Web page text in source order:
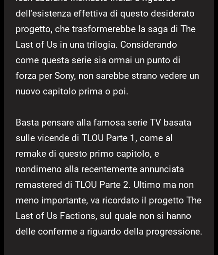
dell’esistenza effettiva di questo desiderato
progetto, che trasformerebbe la saga di The
Last of Us in una trilogia. Considerando
come questa serie sia ormai un punto di
forza per Sony, non sarebbe strano vedere un
nuovo capitolo prima o poi.
Basta pensare alla famosa serie TV basata
sulle vicende di TLOU Parte 1, come al
remake di questo primo capitolo, e
nondimeno alla recentemente annunciata
remastered di TLOU Parte 2. Ultimo ma non
meno importante, va ricordato il progetto The
Last of Us Factions, sul quale non si hanno
delle conferme a riguardo della progressione.